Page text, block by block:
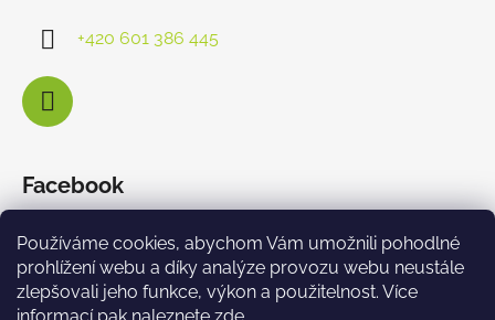
Používáme cookies, abychom Vám umožnili pohodlné
prohlížení webu a díky analýze provozu webu neustále
zlepšovali jeho funkce, výkon a použitelnost. Více
+420 601 386 445
Facebook